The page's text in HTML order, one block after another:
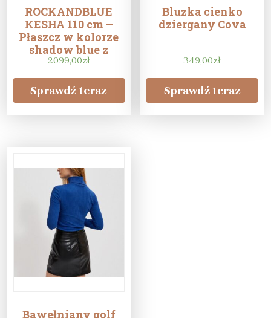
ROCKANDBLUE
KESHA 110 cm –
Płaszcz w kolorze
shadow blue z
naturalnym
kołnierzem
2099,00zł
Sprawdź teraz
Bluzka cienko
dziergany Cova
349,00zł
Sprawdź teraz
Bawełniany golf